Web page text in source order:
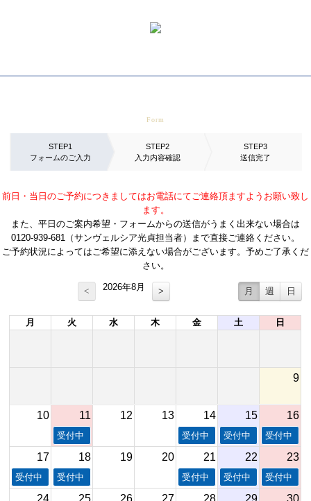
STEP1
フォームのご入力
STEP2
入力内容確認
STEP3
送信完了
前日・当日のご予約につきましてはお電話にてご連絡頂ますようお願い致し
ます。
また、平日のご案内希望・フォームからの送信がうまく出来ない場合は
0120-939-681（サンヴェルシア光貞担当者）まで直接ご連絡ください。
ご予約状況によってはご希望に添えない場合がございます。予めご了承くだ
さい。
月 週 日
< 2026年8月 >
月 火 水 木 金 土 日
9
10 11 12 13 14 15 16
受付中 受付中 受付中 受付中
17 18 19 20 21 22 23
受付中 受付中 受付中 受付中 受付中
24 25 26 27 28 29 30